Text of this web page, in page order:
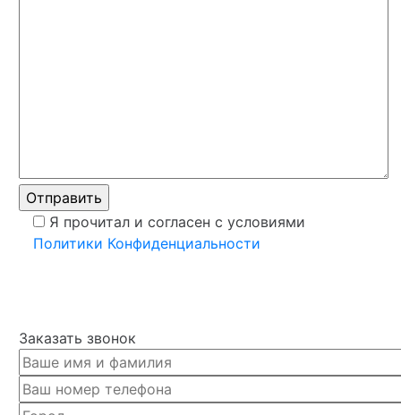
Я прочитал и согласен с условиями
Политики Конфиденциальности
Заказать звонок